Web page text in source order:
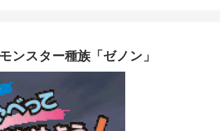
ンスター種族「ゼノン」